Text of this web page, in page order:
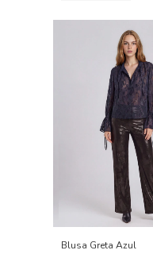
Blusa Greta Azul